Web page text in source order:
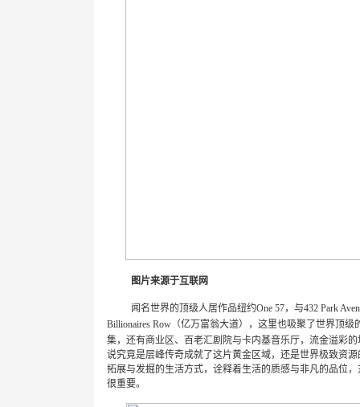
图片来源于互联网
闻名世界的顶级人居作品纽约One 57，与432 Park
Billionaires Row （亿万富翁大道），这里也吸聚了世界顶
集，还有商业区、百老汇剧院与卡内基音乐厅，流金溢彩
说究竟是层峰传奇成就了这片黄金区域，还是世界极致资
拓展与发掘的生活方式，诠释着生活的质感与非凡的品位
很重要。